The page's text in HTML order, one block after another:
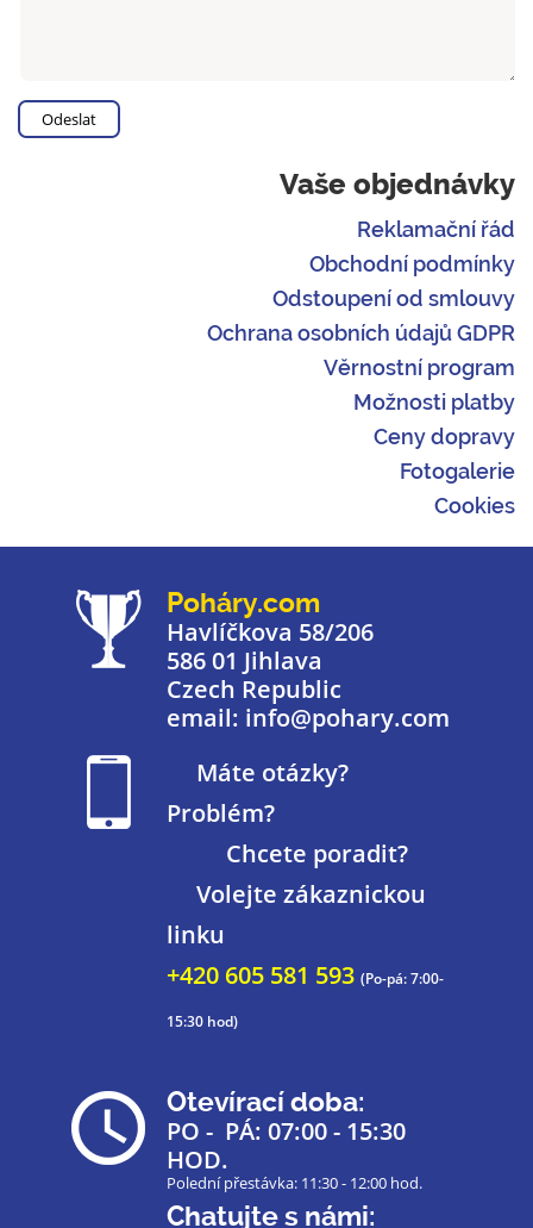
Vaše objednávky
Reklamační řád
Obchodní podmínky
Odstoupení od smlouvy
Ochrana osobních údajů GDPR
Věrnostní program
Možnosti platby
Ceny dopravy
Fotogalerie
Cookies
Poháry.com
Havlíčkova 58/206
586 01 Jihlava
Czech Republic
email: info@pohary.com
Máte otázky?
Problém?
Chcete poradit?
Volejte zákaznickou
linku
+420 605 581 593 (Po-pá: 7:00-
15:30 hod)
Otevírací doba:
PO - PÁ: 07:00 - 15:30
HOD.
Polední přestávka: 11:30 - 12:00 hod.
Chatujte s námi: